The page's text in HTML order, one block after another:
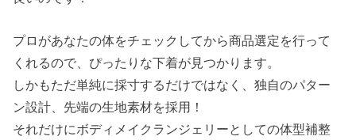
プロがあなたの体をチェックしてから商品選定を行って
くれるので、ぴったりな下着が見つかります。
しかもただ単純に採寸するだけではなく、独自のパター
ン設計、先端の生地素材を採用！
それだけにボディメイクランジェリーとしての体型補整